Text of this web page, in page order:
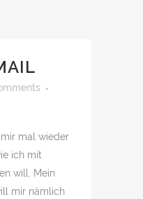
mal wieder
ich mit
will. Mein
mir nämlich